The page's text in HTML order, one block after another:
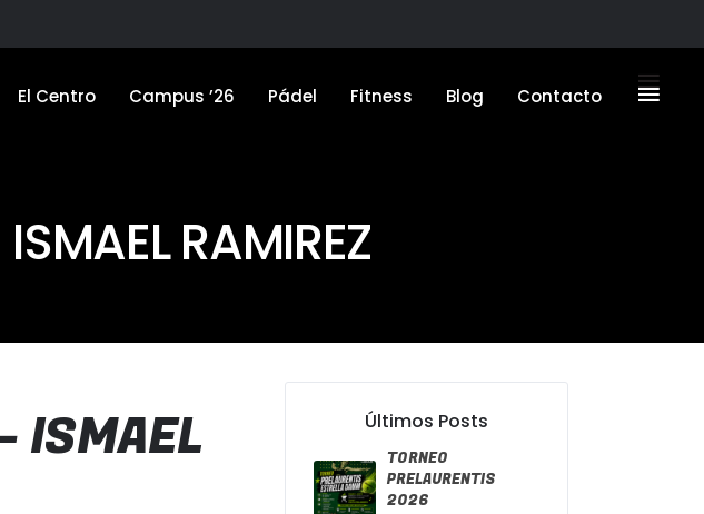
El Centro
Campus ’26
Pádel
Fitness
Blog
Contacto
ALQUILER PISTAS / RESERVA ACTIVIDADES FITNESS / ACCESO CAMPEONATOS
RAMIREZ
ISMAEL Últimos Posts
TORNEO
PRELAURENTIS
2026